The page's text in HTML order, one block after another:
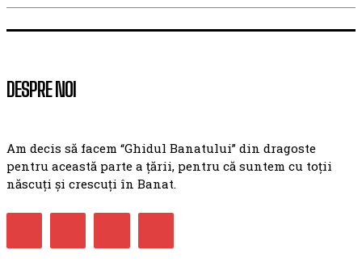
DESPRE NOI
Am decis să facem “Ghidul Banatului” din dragoste
pentru această parte a țării, pentru că suntem cu toții
născuți și crescuți în Banat.